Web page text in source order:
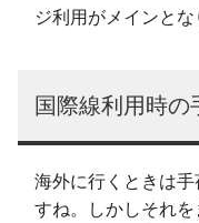
ジ利用がメインとな
国際線利用時の
海外に行くときは
すね。しかしそれを